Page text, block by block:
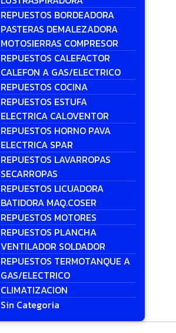
REPUESTOS BORDEADORA
PASTERAS DEMALEZADORA
MOTOSIERRAS COMPRESOR
REPUESTOS CALEFACTOR
CALEFON A GAS/ELECTRICO
REPUESTOS COCINA
REPUESTOS ESTUFA
ELECTRICA CALOVENTOR
REPUESTOS HORNO PAVA
ELECTRICA SPAR
REPUESTOS LAVARROPAS
SECARROPAS
REPUESTOS LICUADORA
BATIDORA MAQ.COSER
REPUESTOS MOTORES
REPUESTOS PLANCHA
VENTILADOR SOLDADOR
REPUESTOS TERMOTANQUE A
GAS/ELECTRICO
CLIMATIZACION
Sin Categoria